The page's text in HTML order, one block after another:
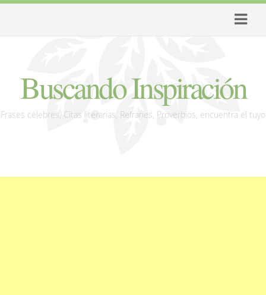
Buscando Inspiración
Frases célebres, Citas literarias, Refranes, Proverbios, encuentra el tuyo